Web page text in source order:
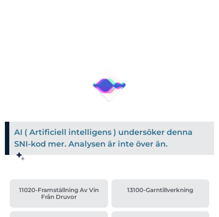
AI ( Artificiell intelligens ) undersöker denna
SNI-kod mer. Analysen är inte över än.
11020-Framställning Av Vin
Från Druvor
13100-Garntillverkning